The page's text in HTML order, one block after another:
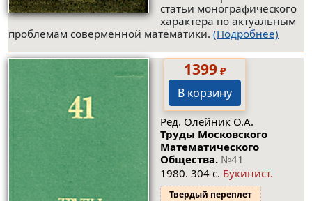
статьи монографического
характера по актуальным
проблемам соверменной математики. (Подробнее)
1399₽
В корзину
Ред. Олейник О.А.
Труды Московского
Математического
Общества. №41
1980. 304 с. Букинист.
Твердый переплет